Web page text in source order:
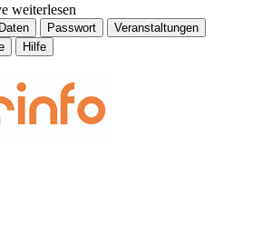
weiterlesen
Passwort
Veranstaltungen
Hilfe